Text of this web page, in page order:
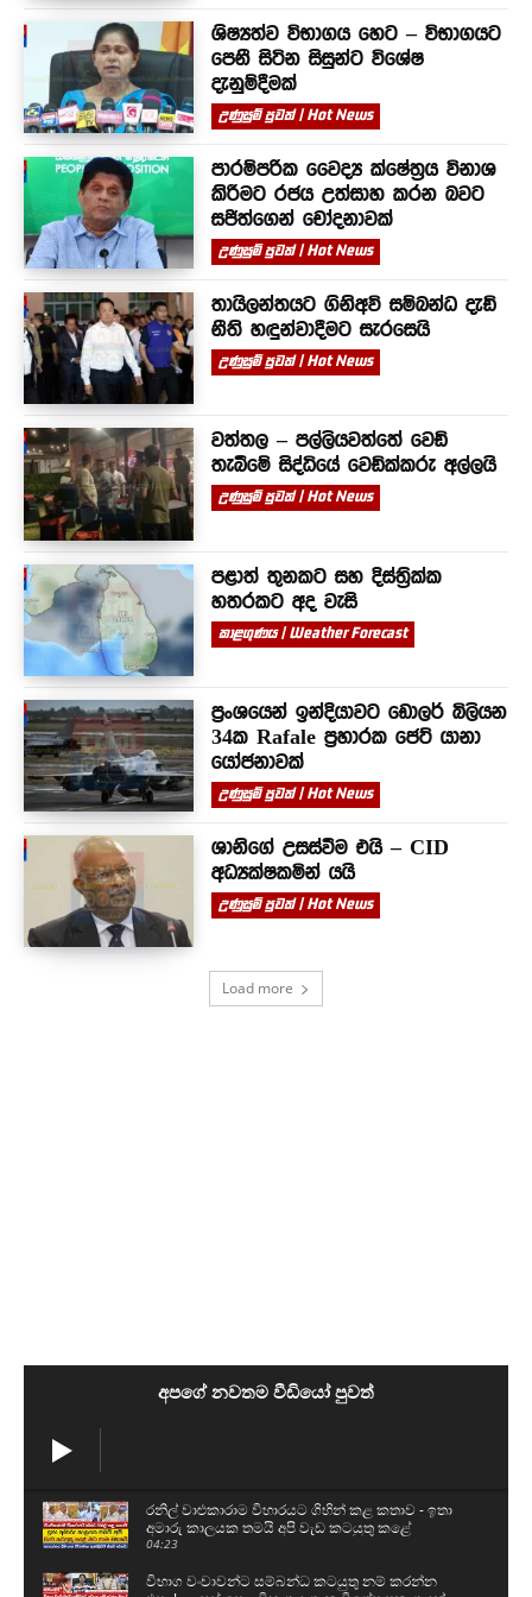
ශිෂ්‍යත්ව විභාගය හෙට – විභාගයට
පෙනී සිටින සිසුන්ට විශේෂ
දැනුම්දීමක්
උණුසුම් පුවත් | Hot News
පාරම්පරික වෛද්‍ය ක්ෂේත්‍රය විනාශ
කිරීමට රජය උත්සාහ කරන බවට
සජිත්ගෙන් චෝදනාවක්
උණුසුම් පුවත් | Hot News
තායිලන්තයට ගිනිඅවි සම්බන්ධ දැඩි
නීති හඳුන්වාදීමට සැරසෙයි
උණුසුම් පුවත් | Hot News
වත්තල – පල්ලියවත්තේ වෙඩි
තැබීමේ සිද්ධියේ වෙඩික්කරු අල්ලයි
උණුසුම් පුවත් | Hot News
පළාත් තුනකට සහ දිස්ත්‍රික්ක
හතරකට අද වැසි
කාළගුණය | Weather Forecast
ප්‍රංශයෙන් ඉන්දියාවට ඩොලර් බිලියන
34ක Rafale ප්‍රහාරක ජෙට් යානා
යෝජනාවක්
උණුසුම් පුවත් | Hot News
ශානිගේ උසස්වීම එයි – CID
අධ්‍යක්ෂකමින් යයි
උණුසුම් පුවත් | Hot News
Load more
අපගේ නවතම වීඩියෝ පුවත්
රනිල් වාළුකාරාම විහාරයට ගිහින් කළ කතාව - ඉතා
අමාරු කාලයක තමයි අපි වැඩ කටයුතු කළේ
04:23
විභාග වංචාවන්ට සම්බන්ධ කටයුතු නම් කරන්න